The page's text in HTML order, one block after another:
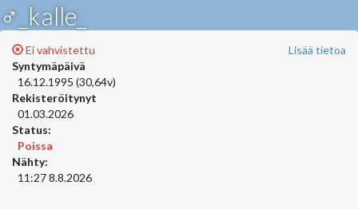
♂_kalle_
Lisää tietoa
Ei vahvistettu
Syntymäpäivä
16.12.1995 (30,64v)
Rekisteröitynyt
01.03.2026
Status:
Poissa
Nähty:
11:27 8.8.2026